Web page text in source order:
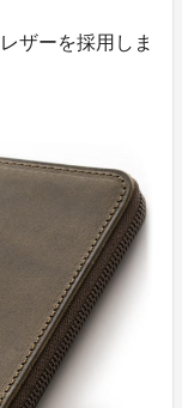
ザーを採用しま